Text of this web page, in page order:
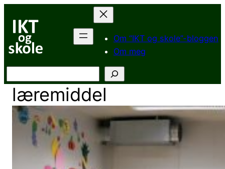
innhold
Om “IKT og skole”-bloggen
Om meg
læremiddel